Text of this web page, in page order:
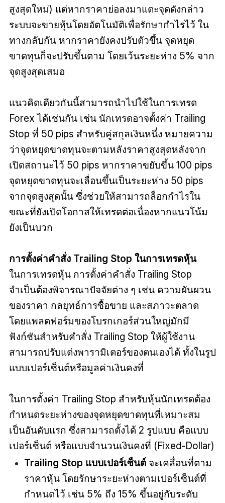
สูงสุดใหม่) แต่หากราคาย่อลงมาแตะจุดดังกล่าว
ระบบจะขายหุ้นโดยอัตโนมัติเพื่อรักษากำไรไว้ ใน
ทางกลับกัน หากราคายังคงปรับตัวขึ้น จุดหยุด
ขาดทุนก็จะปรับขึ้นตาม โดยเว้นระยะห่าง 5% จาก
จุดสูงสุดเสมอ
แนวคิดเดียวกันนี้สามารถนำไปใช้ในการเทรด
Forex ได้เช่นกัน เช่น นักเทรดอาจตั้งค่า Trailing
Stop ที่ 50 pips สำหรับคู่สกุลเงินหนึ่ง หมายความ
ว่าจุดหยุดขาดทุนจะตามหลังราคาสูงสุดหลังจาก
เปิดสถานะไว้ 50 pips หากราคาขยับขึ้น 100 pips
จุดหยุดขาดทุนจะเลื่อนขึ้นเป็นระยะห่าง 50 pips
จากจุดสูงสุดนั้น ซึ่งช่วยให้สามารถล็อกกำไรใน
ขณะที่ยังเปิดโอกาสให้เทรดต่อเนื่องหากแนวโน้ม
ยังเป็นบวก
การตั้งค่าคำสั่ง Trailing Stop ในการเทรดหุ้น
ในการเทรดหุ้น การตั้งค่าคำสั่ง Trailing Stop
จำเป็นต้องพิจารณาปัจจัยต่าง ๆ เช่น ความผันผวน
ของราคา กลยุทธ์การซื้อขาย และสภาวะตลาด
โดยแพลตฟอร์มของโบรกเกอร์ส่วนใหญ่มักมี
ฟังก์ชันสำหรับคำสั่ง Trailing Stop ให้ผู้ใช้งาน
สามารถปรับแต่งพารามิเตอร์ของตนเองได้ ทั้งในรูป
แบบเปอร์เซ็นต์หรือมูลค่าเงินคงที่
ในการตั้งค่า Trailing Stop สำหรับหุ้นนักเทรดต้อง
กำหนดระยะห่างของจุดหยุดขาดทุนที่เหมาะสม
เป็นอันดับแรก ซึ่งสามารถตั้งได้ 2 รูปแบบ คือแบบ
เปอร์เซ็นต์ หรือแบบจำนวนเงินคงที่ (Fixed-Dollar)
Trailing Stop แบบเปอร์เซ็นต์จะเคลื่อนที่ตาม
ราคาหุ้น โดยรักษาระยะห่างตามเปอร์เซ็นต์ที่
กำหนดไว้ เช่น 5% ถึง 15% ขึ้นอยู่กับระดับ